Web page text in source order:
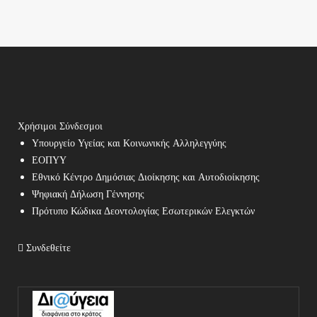
Χρήσιμοι Σύνδεσμοι
Υπουργείο Υγείας και Κοινωνικής Αλληλεγγύης
ΕΟΠΥΥ
Εθνικό Κέντρο Δημόσιας Διοίκησης και Αυτοδιοίκησης
Ψηφιακή Δήλωση Γέννησης
Πρότυπο Κώδικα Δεοντολογίας Εσωτερικών Ελεγκτών
Συνδεθείτε